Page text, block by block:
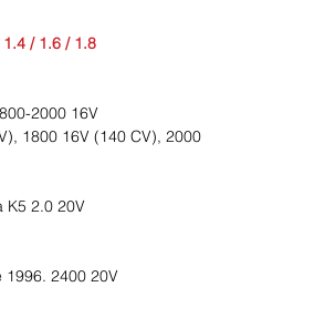
/ 1.6 / 1.8
2000 16V
1800 16V (140 CV), 2000
K5 2.0 20V
2400 20V